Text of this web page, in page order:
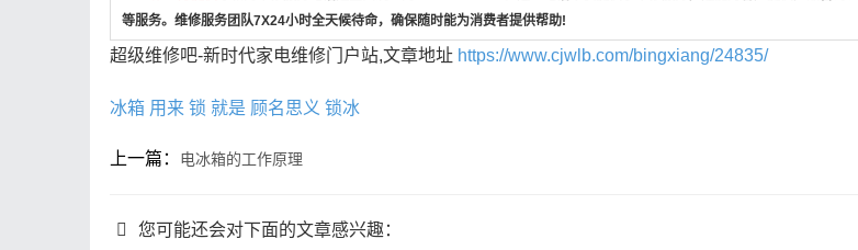
等服务。维修服务团队7X24小时全天候待命，确保随时能为消费者提供帮助!
超级维修吧-新时代家电维修门户站,文章地址 https://www.cjwlb.com/bingxiang/24835/
冰箱 用来 锁 就是 顾名思义 锁冰
上一篇： 电冰箱的工作原理
您可能还会对下面的文章感兴趣：